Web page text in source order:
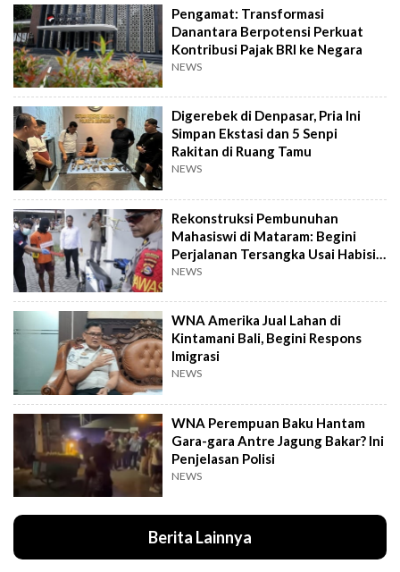
Pengamat: Transformasi
Danantara Berpotensi Perkuat
Kontribusi Pajak BRI ke Negara
NEWS
Digerebek di Denpasar, Pria Ini
Simpan Ekstasi dan 5 Senpi
Rakitan di Ruang Tamu
NEWS
Rekonstruksi Pembunuhan
Mahasiswi di Mataram: Begini
Perjalanan Tersangka Usai Habisi
Korban
NEWS
WNA Amerika Jual Lahan di
Kintamani Bali, Begini Respons
Imigrasi
NEWS
WNA Perempuan Baku Hantam
Gara-gara Antre Jagung Bakar? Ini
Penjelasan Polisi
NEWS
Berita Lainnya